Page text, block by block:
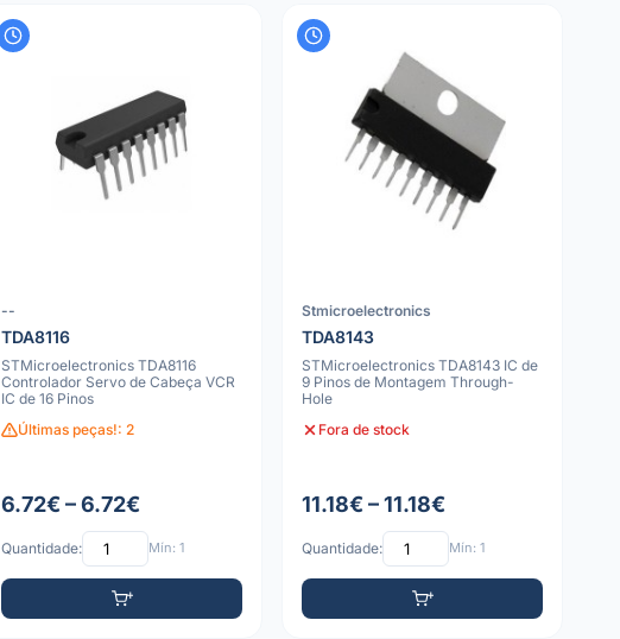
--
TDA8116
STMicroelectronics TDA8116
Controlador Servo de Cabeça VCR
IC de 16 Pinos
Últimas peças!: 2
6.72€ – 6.72€
Quantidade: Mín: 1
Stmicroelectronics
TDA8143
STMicroelectronics TDA8143 IC de
9 Pinos de Montagem Through-
Hole
Fora de stock
11.18€ – 11.18€
Quantidade: Mín: 1